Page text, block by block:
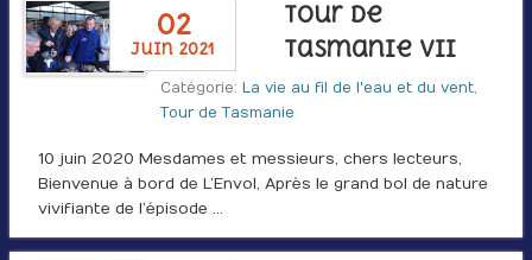
02
juin 2021
Tour de
Tasmanie VII
Catégorie: La vie au fil de l'eau et du vent,
Tour de Tasmanie
10 juin 2020 Mesdames et messieurs, chers lecteurs,
Bienvenue à bord de L’Envol, Après le grand bol de nature
vivifiante de l’épisode …